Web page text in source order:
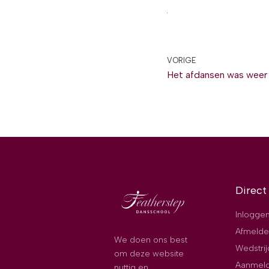
VORIGE
Het afdansen was
We doen ons best
om deze website
Direct